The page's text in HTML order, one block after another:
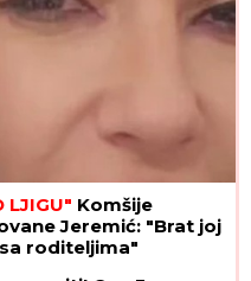
LJIGU" Komšije
Jeremić: "Brat joj
roditeljima"